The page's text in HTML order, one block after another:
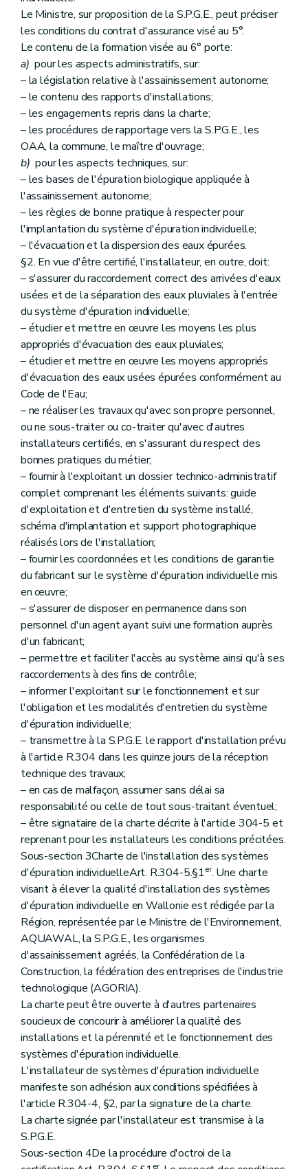
Le Ministre, sur proposition de la S.P.G.E., peut préciser
les conditions du contrat d'assurance visé au 5°.
Le contenu de la formation visée au 6° porte:
a) pour les aspects administratifs, sur:
– la législation relative à l'assainissement autonome;
– le contenu des rapports d'installations;
– les engagements repris dans la charte;
– les procédures de rapportage vers la S.P.G.E., les
OAA, la commune, le maître d'ouvrage;
b) pour les aspects techniques, sur:
– les bases de l'épuration biologique appliquée à
l'assainissement autonome;
– les règles de bonne pratique à respecter pour
l'implantation du système d'épuration individuelle;
– l'évacuation et la dispersion des eaux épurées.
§2. En vue d'être certifié, l'installateur, en outre, doit:
– s'assurer du raccordement correct des arrivées d'eaux
usées et de la séparation des eaux pluviales à l'entrée
du système d'épuration individuelle;
– étudier et mettre en œuvre les moyens les plus
appropriés d'évacuation des eaux pluviales;
– étudier et mettre en œuvre les moyens appropriés
d'évacuation des eaux usées épurées conformément au
Code de l'Eau;
– ne réaliser les travaux qu'avec son propre personnel,
ou ne sous-traiter ou co-traiter qu'avec d'autres
installateurs certifiés, en s'assurant du respect des
bonnes pratiques du métier;
– fournir à l'exploitant un dossier technico-administratif
complet comprenant les éléments suivants: guide
d'exploitation et d'entretien du système installé,
schéma d'implantation et support photographique
réalisés lors de l'installation;
– fournir les coordonnées et les conditions de garantie
du fabricant sur le système d'épuration individuelle mis
en œuvre;
– s'assurer de disposer en permanence dans son
personnel d'un agent ayant suivi une formation auprès
d'un fabricant;
– permettre et faciliter l'accès au système ainsi qu'à ses
raccordements à des fins de contrôle;
– informer l'exploitant sur le fonctionnement et sur
l'obligation et les modalités d'entretien du système
d'épuration individuelle;
– transmettre à la S.P.G.E. le rapport d'installation prévu
à l'article R.304 dans les quinze jours de la réception
technique des travaux;
– en cas de malfaçon, assumer sans délai sa
responsabilité ou celle de tout sous-traitant éventuel;
– être signataire de la charte décrite à l'article 304-5 et
reprenant pour les installateurs les conditions précitées.
Sous-section 3Charte de l'installation des systèmes
d'épuration individuelleArt. R.304-5.§1er. Une charte
visant à élever la qualité d'installation des systèmes
d'épuration individuelle en Wallonie est rédigée par la
Région, représentée par le Ministre de l'Environnement,
AQUAWAL, la S.P.G.E., les organismes
d'assainissement agréés, la Confédération de la
Construction, la fédération des entreprises de l'industrie
technologique (AGORIA).
La charte peut être ouverte à d'autres partenaires
soucieux de concourir à améliorer la qualité des
installations et la pérennité et le fonctionnement des
systèmes d'épuration individuelle.
L'installateur de systèmes d'épuration individuelle
manifeste son adhésion aux conditions spécifiées à
l'article R.304-4, §2, par la signature de la charte.
La charte signée par l'installateur est transmise à la
S.P.G.E.
Sous-section 4De la procédure d'octroi de la
er